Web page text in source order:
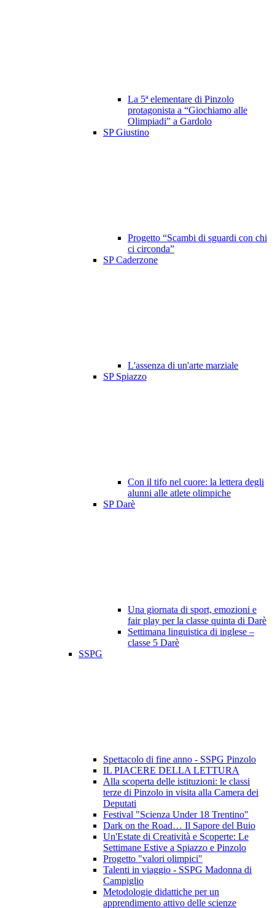
La 5ª elementare di Pinzolo
protagonista a “Giochiamo alle
Olimpiadi” a Gardolo
SP Giustino
Progetto “Scambi di sguardi con chi
ci circonda”
SP Caderzone
L'assenza di un'arte marziale
SP Spiazzo
Con il tifo nel cuore: la lettera degli
alunni alle atlete olimpiche
SP Darè
Una giornata di sport, emozioni e
fair play per la classe quinta di Darè
Settimana linguistica di inglese –
classe 5 Darè
SSPG
Spettacolo di fine anno - SSPG Pinzolo
IL PIACERE DELLA LETTURA
Alla scoperta delle istituzioni: le classi
terze di Pinzolo in visita alla Camera dei
Deputati
Festival "Scienza Under 18 Trentino"
Dark on the Road… Il Sapore del Buio
Un'Estate di Creatività e Scoperte: Le
Settimane Estive a Spiazzo e Pinzolo
Progetto "valori olimpici"
Talenti in viaggio - SSPG Madonna di
Campiglio
Metodologie didattiche per un
apprendimento attivo delle scienze